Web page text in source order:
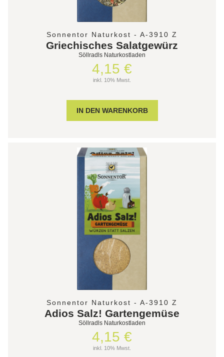
Sonnentor Naturkost - A-3910 Z
Griechisches Salatgewürz
Söllradls Naturkostladen
4,15 €
inkl. 10% Mwst.
Sonnentor Naturkost - A-3910 Z
Adios Salz! Gartengemüse
Söllradls Naturkostladen
4,15 €
inkl. 10% Mwst.